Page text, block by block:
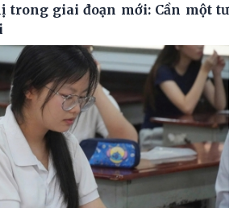
trong giai đoạn mới: Cần một tư